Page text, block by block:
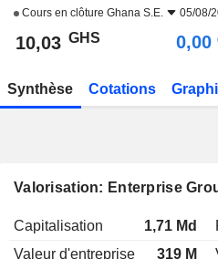
Cours en clôture Ghana S.E. 05/08/
10,03 GHS 0,00
Synthèse Cotations
Valorisation: Enterprise
Capitalisation 1,71 Md
Valeur d'entreprise
319 M